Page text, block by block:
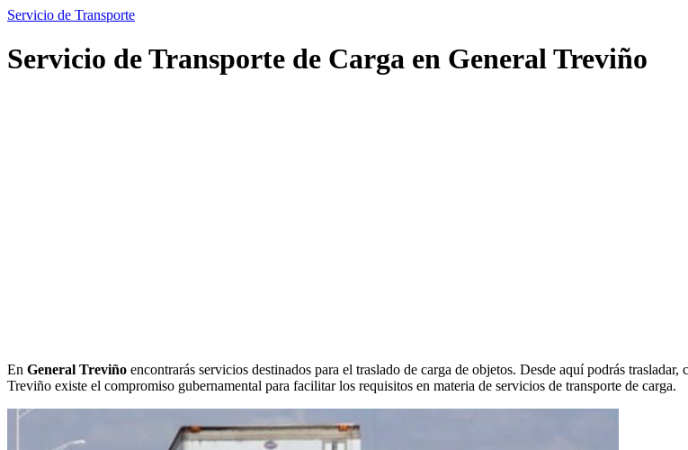
Servicio de Transporte
Servicio de Transporte de Carga en General Treviño
En General Treviño encontrarás servicios destinados para el traslado de carga de objetos. Desde aquí podrás
Treviño existe el compromiso gubernamental para facilitar los requisitos en materia de servicios de transporte de carga.